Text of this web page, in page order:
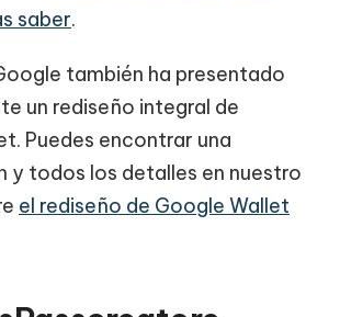
saber.
también ha presentado
un rediseño integral de
Puedes encontrar una
y todos los detalles en nuestro
el rediseño de Google Wallet